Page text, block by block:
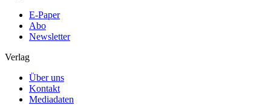
E-Paper
Abo
Newsletter
Verlag
Über uns
Kontakt
Mediadaten